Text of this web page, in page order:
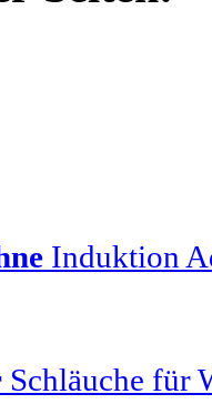
Induktion
Schläuche für